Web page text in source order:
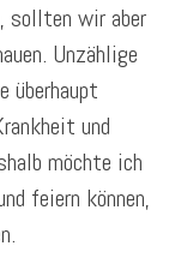
sollten wir aber
Unzählige
überhaupt
und
möchte ich
feiern können,